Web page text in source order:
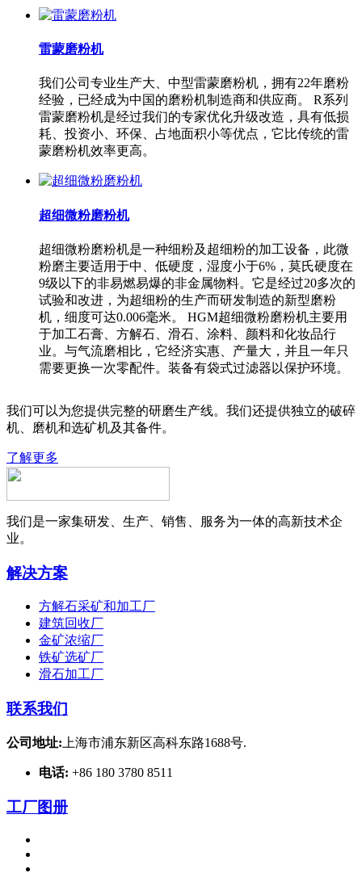
雷蒙磨粉机
我们公司专业生产大、中型雷蒙磨粉机，拥有22年磨粉
经验，已经成为中国的磨粉机制造商和供应商。 R系列
雷蒙磨粉机是经过我们的专家优化升级改造，具有低损
耗、投资小、环保、占地面积小等优点，它比传统的雷
蒙磨粉机效率更高。
超细微粉磨粉机
超细微粉磨粉机是一种细粉及超细粉的加工设备，此微
粉磨主要适用于中、低硬度，湿度小于6%，莫氏硬度在
9级以下的非易燃易爆的非金属物料。它是经过20多次的
试验和改进，为超细粉的生产而研发制造的新型磨粉
机，细度可达0.006毫米。 HGM超细微粉磨粉机主要用
于加工石膏、方解石、滑石、涂料、颜料和化妆品行
业。与气流磨相比，它经济实惠、产量大，并且一年只
需要更换一次零配件。装备有袋式过滤器以保护环境。
我们可以为您提供完整的研磨生产线。我们还提供独立的破碎
机、磨机和选矿机及其备件。
了解更多
我们是一家集研发、生产、销售、服务为一体的高新技术企
业。
解决方案
方解石采矿和加工厂
建筑回收厂
金矿浓缩厂
铁矿选矿厂
滑石加工厂
联系我们
公司地址: 上海市浦东新区高科东路1688号.
电话: +86 180 3780 8511
工厂图册